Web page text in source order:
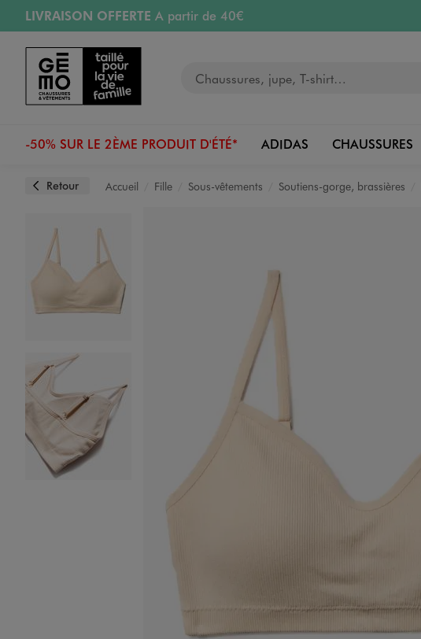
Aller au contenu principal
Aller à la navigation
LIVRAISON OFFERTE A partir de 40€
RETRAIT ET LIVRAISON OFFERTE
RÉSERVATION GRATUITE
4h en magasin
Retours OFFERTSpendant 30 jours
-50% SUR LE 2ÈME PRODUIT D'ÉTÉ* ADIDAS CHAUSSURES
Retour Accueil Fille Sous-vêtements Soutiens-gorge, brassières